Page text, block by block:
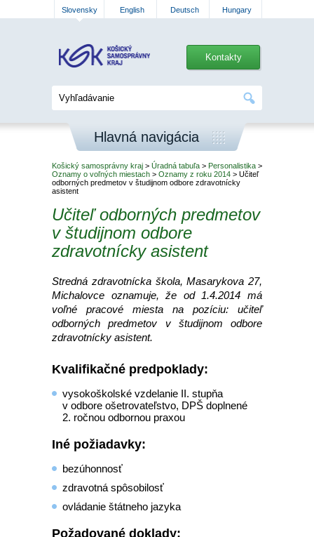
Slovensky English Deutsch Hungary
Kontakty
Hlavná navigácia
Košický samosprávny kraj > Úradná tabuľa > Personalistika >
Oznamy o voľných miestach > Oznamy z roku 2014 > Učiteľ
odborných predmetov v študijnom odbore zdravotnícky
asistent
Učiteľ odborných predmetov
v študijnom odbore
zdravotnícky asistent
Stredná zdravotnícka škola, Masarykova 27,
Michalovce oznamuje, že od 1.4.2014 má
voľné pracové miesta na pozíciu: učiteľ
odborných predmetov v študijnom odbore
zdravotnícky asistent.
Kvalifikačné predpoklady:
vysokoškolské vzdelanie II. stupňa
v odbore ošetrovateľstvo, DPŠ doplnené
2. ročnou odbornou praxou
Iné požiadavky:
bezúhonnosť
zdravotná spôsobilosť
ovládanie štátneho jazyka
Požadované doklady: